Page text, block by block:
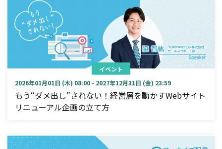
イベント
2026年01月01日 (木) 08:00 - 2027年12月31日 (金) 23:59
もう“ダメ出し”されない！経営層を動かすWebサイト
リニューアル企画の立て方